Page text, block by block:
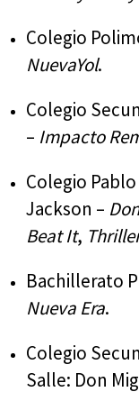
Colegio
NuevaYol.
Colegio
– Impacto
Colegio
Jackson –
Beat It,
Bachillerato
Nueva Era.
Colegio
Salle: Don